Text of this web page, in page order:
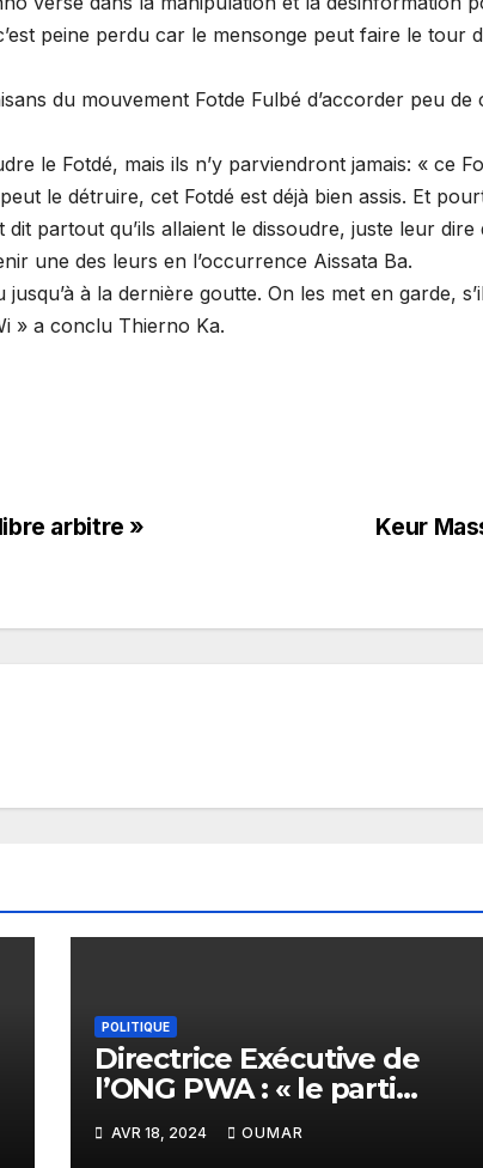
peine perdu car le mensonge peut faire le tour
du mouvement Fotde Fulbé d’accorder peu
le Fotdé, mais ils n’y parviendront jamais: « ce
le détruire, cet Fotdé est déjà bien assis. Et
partout qu’ils allaient le dissoudre, juste leur
une des leurs en l’occurrence Aissata Ba.
à la dernière goutte. On les met en garde,
» a conclu Thierno Ka.
Keur
arbitre »
POLITIQUE
Directrice Exécutive de
l’ONG PWA : « le parti
PASTEF et sa coalition sont
très masculins »
AVR 18, 2024 OUMAR